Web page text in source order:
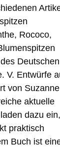
Rococo,
Deutschen
V. Entwürfe
von Suzanne
aktuelle
dazu ein,
praktisch
Buch ist